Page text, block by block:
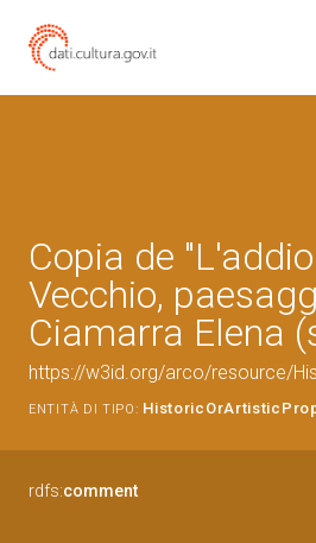
Copia de
Vecchio,
Ciamarra Elena
https://w3id.org/arco/resource/
ENTITÀ DI TIPO:
rdfs:comment